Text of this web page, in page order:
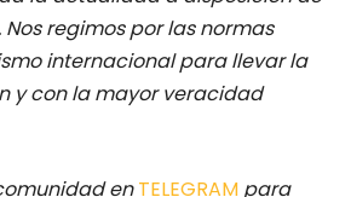
Nos regimos por las normas
internacional para llevar la
y con la mayor veracidad
enTELEGRAM para